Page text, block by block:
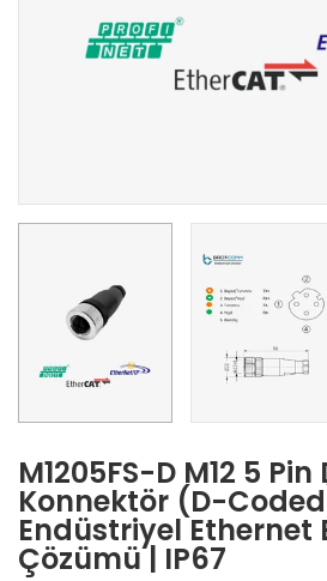
M1205FS-D M12 5 Pin
Konnektör (D-
Endüstriyel Ethernet
Çözümü | IP67